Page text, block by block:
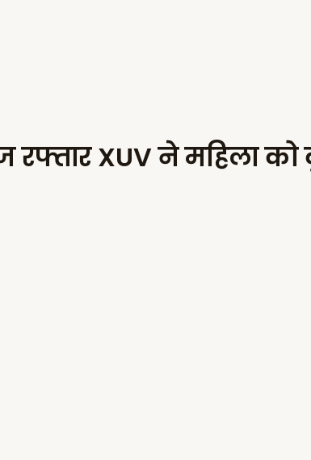
रफ्तार XUV ने महिला